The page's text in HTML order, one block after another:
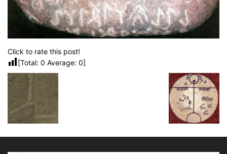
Click to rate this post!
[Total: 0 Average: 0]